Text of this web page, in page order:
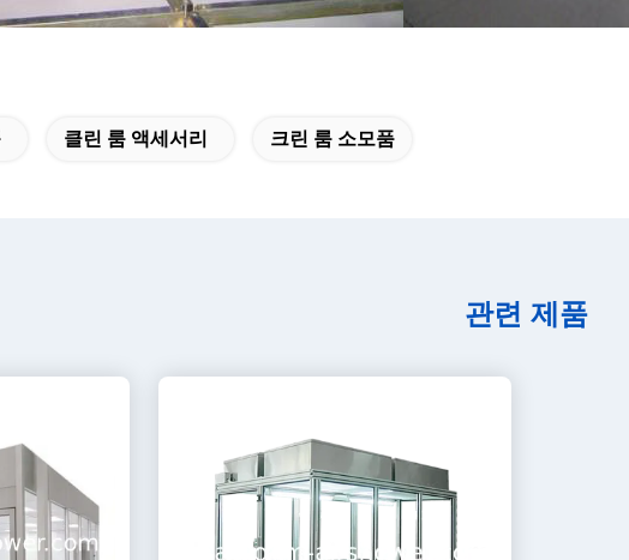
클린 룸 액세서리 크린 룸 소모품
관련 제품